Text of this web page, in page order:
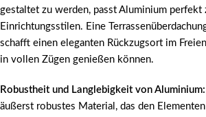
gestaltet zu werden, passt Aluminium perfekt
Einrichtungsstilen. Eine
schafft einen eleganten Rückzugsort im
in vollen Zügen genießen können.
Robustheit und Langlebigkeit von Aluminium:
äußerst robustes Material, das den